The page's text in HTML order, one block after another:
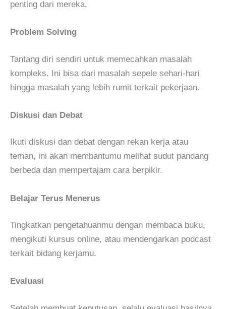
penting dari mereka.
Problem Solving
Tantang diri sendiri untuk memecahkan masalah
kompleks. Ini bisa dari masalah sepele sehari-hari
hingga masalah yang lebih rumit terkait pekerjaan.
Diskusi dan Debat
Ikuti diskusi dan debat dengan rekan kerja atau
teman, ini akan membantumu melihat sudut pandang
berbeda dan mempertajam cara berpikir.
Belajar Terus Menerus
Tingkatkan pengetahuanmu dengan membaca buku,
mengikuti kursus online, atau mendengarkan podcast
terkait bidang kerjamu.
Evaluasi